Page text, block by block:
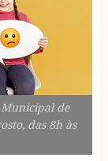
de
das 8h às